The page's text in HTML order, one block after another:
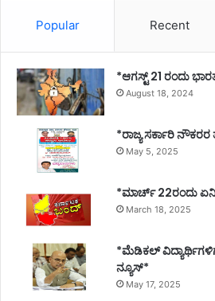
Popular Recent
*ಆಗಸ್ಟ್ 21 ರಂದು
August 18, 2024
*ರಾಜ್ಯ ಸರ್ಕಾರಿ ನೌಕರರ
May 5, 2025
*ಮಾರ್ಚ್ 22ರಂದು
March 18, 2025
*ಮೆಡಿಕಲ್
ನ್ಯೂಸ್*
May 17, 2025